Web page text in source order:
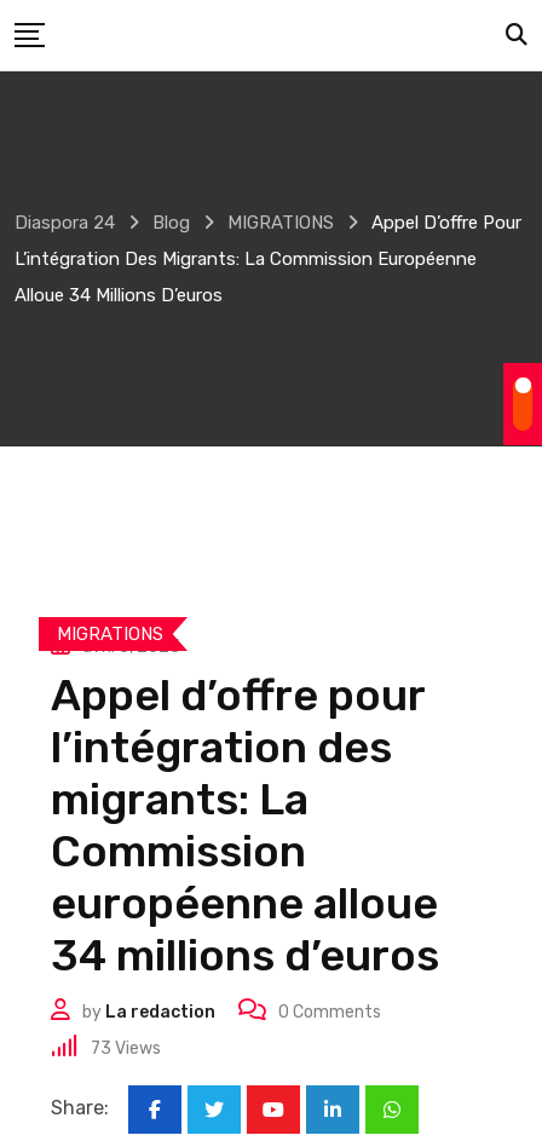
to
Diaspora 24 Blog MIGRATIONS
Appel D’offre Pour
L’intégration Des Migrants: La Commission Européenne
Alloue 34 Millions D’euros
MIGRATIONS
avril 5, 2025
Appel d’offre pour
l’intégration des
migrants: La
Commission
européenne alloue
34 millions d’euros
by La redaction 0 Comments
73 Views
Share:
LinkedInWhatsapp